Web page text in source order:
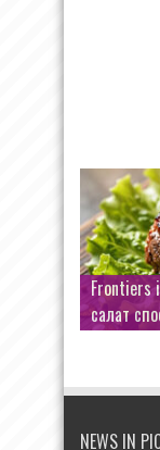
Frontiers
салат
NEWS IN